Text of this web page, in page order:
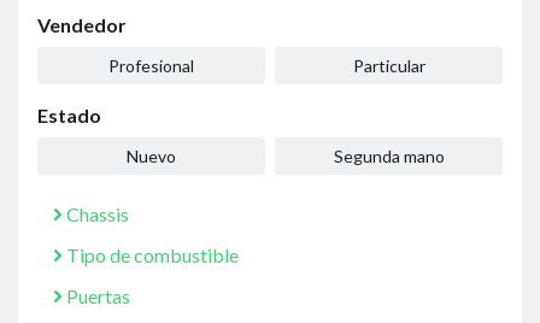
Vendedor
Profesional Particular
Estado
Nuevo Segunda mano
Chassis
Tipo de combustible
Puertas